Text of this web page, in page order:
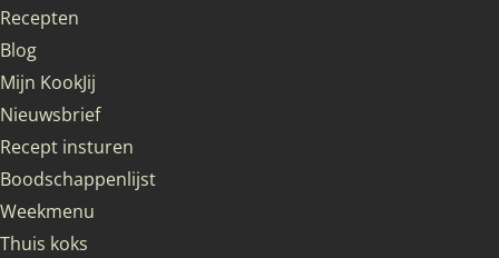
Recepten
Blog
Mijn KookJij
Nieuwsbrief
Recept insturen
Boodschappenlijst
Weekmenu
Thuis koks